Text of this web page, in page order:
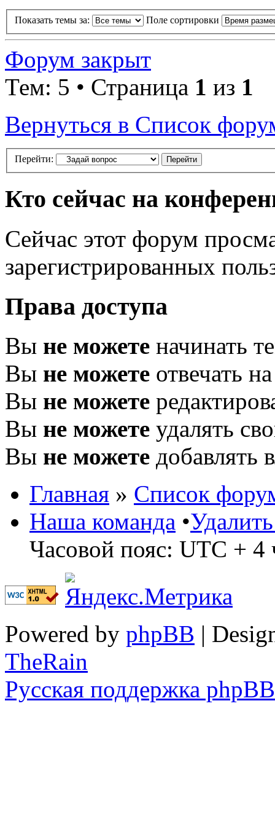
Показать темы за: Поле сортировки
Форум закрыт
Тем: 5 • Страница 1 из 1
Вернуться в Список
Перейти:
Кто сейчас на
Сейчас этот форум
зарегистрированных
Права доступа
Вы не можете начинать
Вы не можете отвечать
Вы не можете
Вы не можете удалять
Вы не можете добавлять
Главная » Список
Наша команда •
Часовой пояс: UTC + 4
Powered by phpBB |
TheRain
Русская поддержка phpBB